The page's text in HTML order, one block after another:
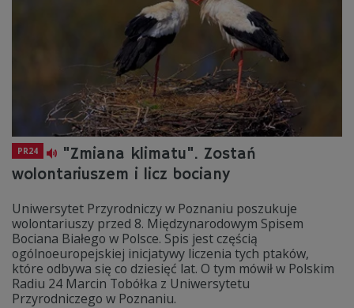
PR24
"Zmiana klimatu". Zostań
wolontariuszem i licz bociany
Uniwersytet Przyrodniczy w Poznaniu poszukuje
wolontariuszy przed 8. Międzynarodowym Spisem
Bociana Białego w Polsce. Spis jest częścią
ogólnoeuropejskiej inicjatywy liczenia tych ptaków,
które odbywa się co dziesięć lat. O tym mówił w Polskim
Radiu 24 Marcin Tobółka z Uniwersytetu
Przyrodniczego w Poznaniu.